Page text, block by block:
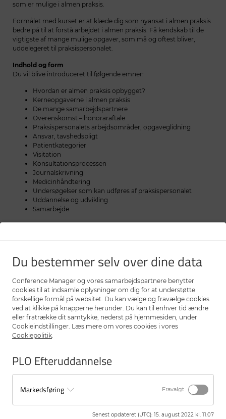
som er mulige i almen praksis.
Formålet med kurset er at klæde dig som nyansat i almen praksis
bedre på til at forstå arbejdet i almen praksis. Få kendskab til de
vigtigste af mange mulige opgaver, som må og oftest bliver,
uddelegeret til praksispersonalet.
Indhold og form
Du vil blive introduceret til følgende emner:
Hvordan er almen praksis opbygget?
Kerneopgaverne i almen praksis
De mange samarbejdspartnere
Overenskomst – honoraraftale
Praksispersonalets arbejdsområder, opgaveglidning
Ansvar, tavshedspligt
Patientkategorier
Visitation
Konsultationsprocessen
Journalskrivning
Medicinhåndtering
Undersøgelser som kan udføres af praksispersonalet
Uddannelse og udvikling
Samarbejde
behov for mere uddannelse, og du får udarbejdet en skitse til din
Vi tilstræber, at du får udarbejdet en plan for, hvordan du
i hverdagen, når du kommer hjem.
Kurset består af 2 kursusdage med ca. 1 måneds mellemrum,
således at du har mulighed for at arbejde med de tilegnede
færdigheder hjemme i praksis.
Vi bruger forskellige undervisningsformer – undervisning i
Målgruppe
Louise Hjørringgaard, konsultationssygeplejerske
Jacob Laurberg, alment praktiserende læge
Du bestemmer selv over dine data
Conference Manager og vores samarbejdspartnere benytter
cookies til at indsamle oplysninger om dig for at understøtte
forskellige formål på websitet. Du kan vælge og fravælge cookies
ved at klikke på knapperne herunder. Du kan til enhver tid ændre
eller fratrække dit samtykke, nederst på hjemmesiden, under
Cookieindstillinger. Læs mere om vores cookies i vores
Cookiepolitik
PLO Efteruddannelse
Markedsføring Fravalgt
Senest opdateret (UTC): 15. august 2022 kl. 11.07